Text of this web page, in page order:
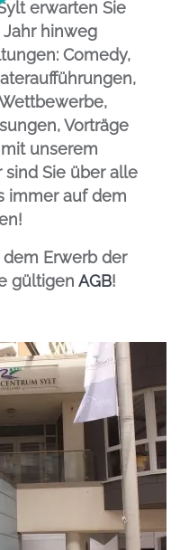
erwarten Sie
hinweg
Comedy,
Vorträge
unserem
Sie über alle
immer auf dem
Erwerb der
gültigen AGB!